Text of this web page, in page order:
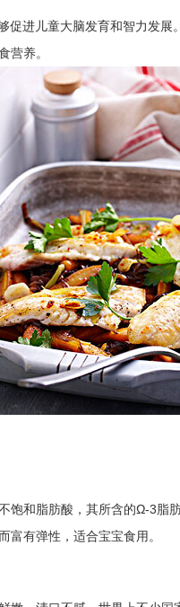
促进儿童大脑发育和智力发
营养。
和脂肪酸，其所含的Ω-3脂
富有弹性，适合宝宝食用。